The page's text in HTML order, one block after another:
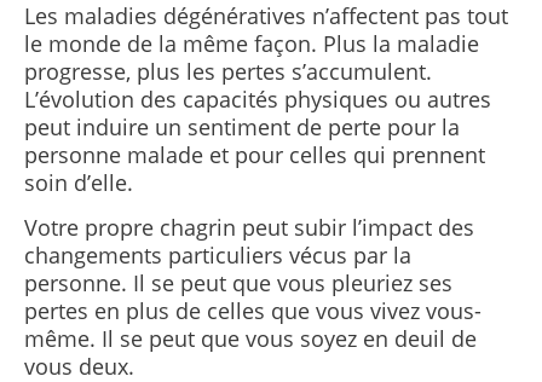
Les maladies dégénératives n’affectent pas tout
le monde de la même façon. Plus la maladie
progresse, plus les pertes s’accumulent.
L’évolution des capacités physiques ou autres
peut induire un sentiment de perte pour la
personne malade et pour celles qui prennent
soin d’elle.
Votre propre chagrin peut subir l’impact des
changements particuliers vécus par la
personne. Il se peut que vous pleuriez ses
pertes en plus de celles que vous vivez vous-
même. Il se peut que vous soyez en deuil de
vous deux.